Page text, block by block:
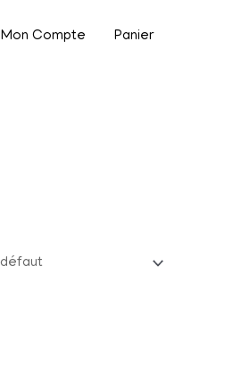
Mon Compte Panier